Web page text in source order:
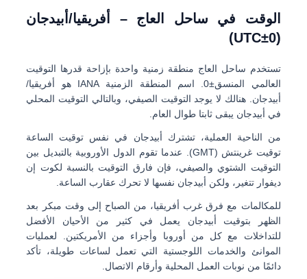
الوقت في ساحل العاج – أفريقيا/أبيدجان
(UTC±0)
تستخدم ساحل العاج منطقة زمنية واحدة بإزاحة قدرها التوقيت
العالمي المنسق±0 . اسم المنطقة الزمنية IANA هو
أفريقيا/
أبيدجان . هنالك لا يوجد التوقيت الصيفي، وبالتالي التوقيت المحلي
في أبيدجان يبقى ثابتا طوال العام.
من الناحية العملية، تشترك أبيدجان في نفس توقيت الساعة
توقيت غرينتش (GMT)
. عندما تقوم الدول الأوروبية بالتبديل بين
التوقيت الشتوي والصيفي، فإن فارق التوقيت بالنسبة لكوت إن
ديفوار تتغير، ولكن أبيدجان نفسها لا تحرك عقارب الساعة.
للمكالمات مع فرق غرب أفريقيا، من الصباح إلى وقت مبكر بعد
الظهر بتوقيت أبيدجان يعمل في كثير من الأحيان الأفضل
للتداخلات مع كل من أوروبا وأجزاء من الأمريكتين. لعمليات
الموانئ والخدمات اللوجستية التي تعمل لساعات طويلة، تأكد
دائمًا من نوبات العمل المحلية وأرقام الاتصال.